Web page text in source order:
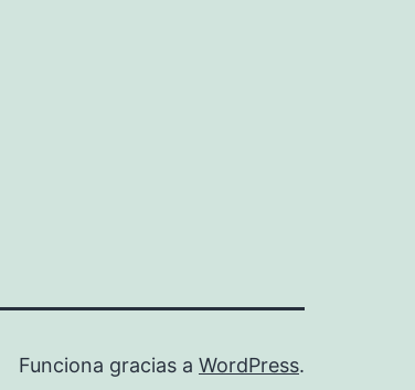
Funciona gracias a WordPress.